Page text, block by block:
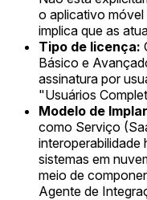
o aplicativo
implica que as
Tipo de licença:
Básico e
assinatura por
"Usuários
Modelo de
como Serviço
interoperabilidade
sistemas em
meio de
Agente de